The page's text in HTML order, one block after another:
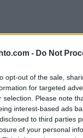
- Do Not
opt-out of the sale,
for targeted
selection. Please note
interest-based ads
to third parties
of your personal
ja jokaisessa
kuin
tehtävän